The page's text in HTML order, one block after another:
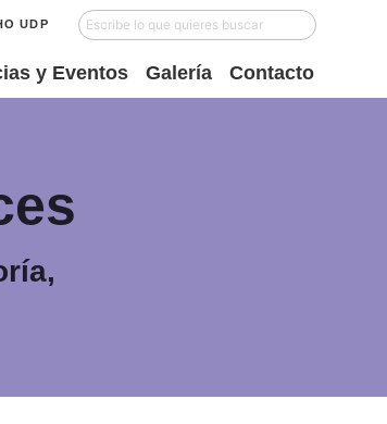
UDP
y Eventos Galería Contacto